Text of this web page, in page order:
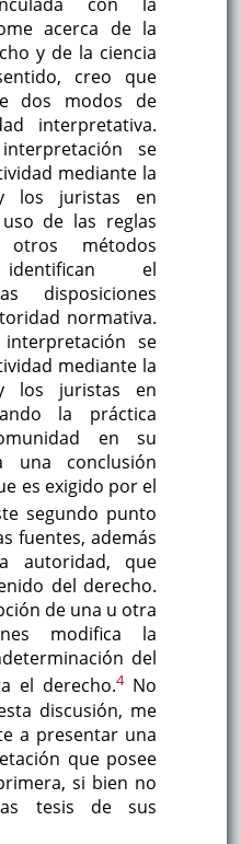
acerca de la
y de la ciencia
creo que
dos modos de
interpretativa.
se
mediante la
los juristas en
de las reglas
métodos
identifican el
disposiciones
normativa.
se
mediante la
los juristas en
la práctica
en su
una conclusión
es exigido por el
segundo punto
fuentes, además
autoridad, que
del derecho.
de una u otra
modifica la
del
el derecho.4No
discusión, me
a presentar una
que posee
si bien no
tesis de sus